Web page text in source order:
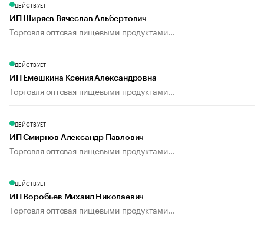
ДЕЙСТВУЕТ
ИП Ширяев Вячеслав Альбертович
Торговля оптовая пищевыми продуктами...
ДЕЙСТВУЕТ
ИП Емешкина Ксения Александровна
Торговля оптовая пищевыми продуктами...
ДЕЙСТВУЕТ
ИП Смирнов Александр Павлович
Торговля оптовая пищевыми продуктами...
ДЕЙСТВУЕТ
ИП Воробьев Михаил Николаевич
Торговля оптовая пищевыми продуктами...